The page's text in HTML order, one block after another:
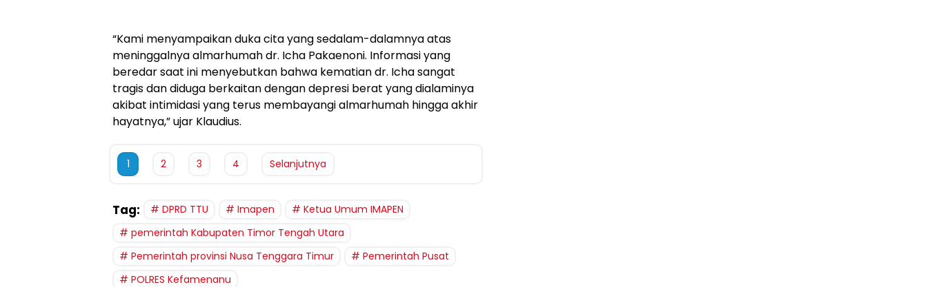
“Kami menyampaikan duka cita yang sedalam-dalamnya atas
meninggalnya almarhumah dr. Icha Pakaenoni. Informasi yang
beredar saat ini menyebutkan bahwa kematian dr. Icha sangat
tragis dan diduga berkaitan dengan depresi berat yang dialaminya
akibat intimidasi yang terus membayangi almarhumah hingga akhir
hayatnya,” ujar Klaudius.
1 2 3 4 Selanjutnya
Tag: DPRD TTU Imapen
Ketua Umum IMAPEN
pemerintah Kabupaten Timor Tengah Utara
Pemerintah provinsi Nusa Tenggara Timur
Pemerintah Pusat
POLRES Kefamenanu